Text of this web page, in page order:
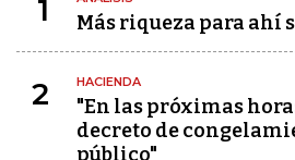
1 Más riqueza para ahí
2 HACIENDA
"En las próximas
decreto de
público"